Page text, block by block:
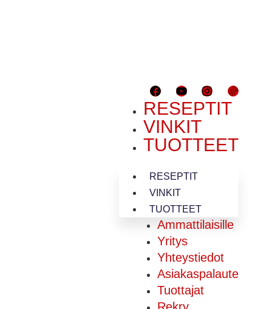
RESEPTIT
VINKIT
TUOTTEET
RESEPTIT
VINKIT
TUOTTEET
Ammattilaisille
Yritys
Yhteystiedot
Asiakaspalaute
Tuottajat
Rekry